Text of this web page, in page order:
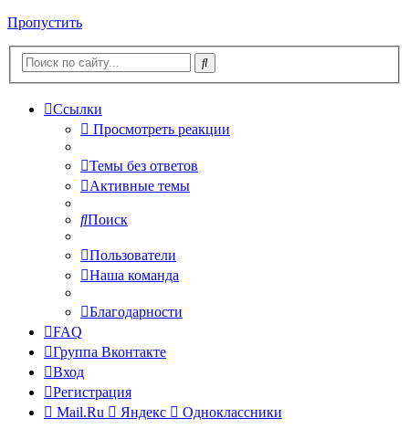
Пропустить
Ссылки
Просмотреть реакции
Темы без ответов
Активные темы
Поиск
Пользователи
Наша команда
Благодарности
FAQ
Группа Вконтакте
Вход
Регистрация
Mail.Ru
Яндекс Одноклассники